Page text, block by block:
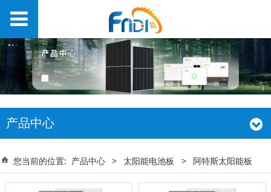
产品中心
您当前的位置: 产品中心 > 太阳能电池板 > 阿特斯太阳能板